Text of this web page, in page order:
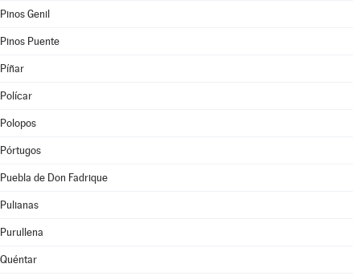
Pinos Genil
Pinos Puente
Píñar
Polícar
Polopos
Pórtugos
Puebla de Don Fadrique
Pulianas
Purullena
Quéntar